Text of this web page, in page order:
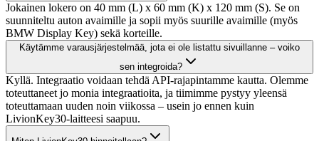
Jokainen lokero on 40 mm (L) x 60 mm (K) x 120 mm (S). Se on
suunniteltu auton avaimille ja sopii myös suurille avaimille (myös
BMW Display Key) sekä korteille.
Käytämme varausjärjestelmää, jota ei ole listattu sivuillanne – voiko
sen integroida?
Kyllä. Integraatio voidaan tehdä API-rajapintamme kautta. Olemme
toteuttaneet jo monia integraatioita, ja tiimimme pystyy yleensä
toteuttamaan uuden noin viikossa – usein jo ennen kuin
LivionKey30-laitteesi saapuu.